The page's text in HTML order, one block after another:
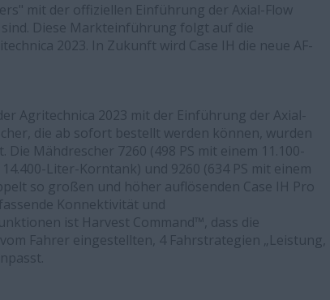
mit der offiziellen Einführung der Axial-Flow
Diese Markteinführung folgt auf die
2023. In Zukunft wird Case IH die neue AF-
Agritechnica 2023 mit der Einführung der Axial-
die ab sofort bestellt werden können, wurden
Mähdrescher 7260 (498 PS mit einem 11.100-
Liter-Korntank) und 9260 (634 PS mit einem
so großen und höher auflösenden Case IH Pro
Konnektivität und
ist Harvest Command™, dass die
Fahrer eingestellten, 4 Fahrstrategien „Leistung,